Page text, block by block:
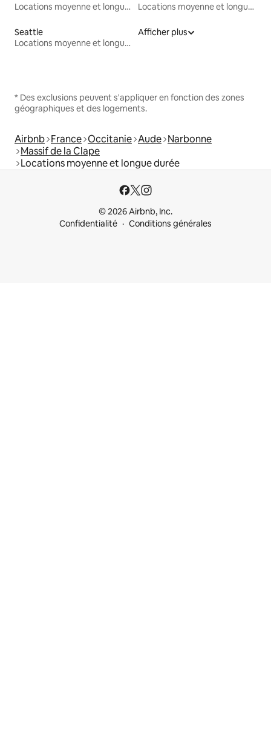
Locations moyenne et longue durée
Locations moyenne et longue durée
Seattle
Locations moyenne et longue durée
Afficher plus
* Des exclusions peuvent s'appliquer en fonction des zones
géographiques et des logements.
Airbnb France Occitanie Aude Narbonne
Massif de la Clape
Locations moyenne et longue durée
© 2026 Airbnb, Inc.
Confidentialité
Conditions générales